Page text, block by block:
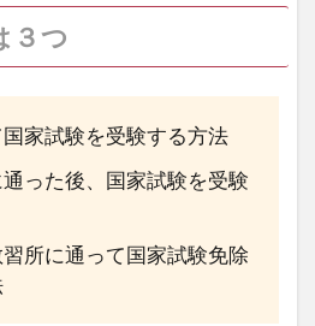
３つ
家試験を受験する方法
った後、国家試験を受験
所に通って国家試験免除